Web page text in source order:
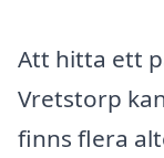
Att hitta ett
Vretstorp
finns flera